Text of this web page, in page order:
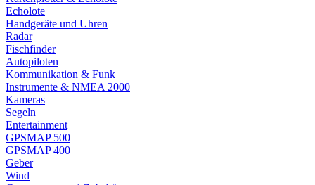
Echolote
Handgeräte und Uhren
Radar
Fischfinder
Autopiloten
Kommunikation & Funk
Instrumente & NMEA 2000
Kameras
Segeln
Entertainment
GPSMAP 500
GPSMAP 400
Geber
Wind